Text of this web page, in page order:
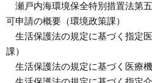
瀬戸内海環境保全特別措置法第
可申請の概要（環境政策課）
生活保護法の規定に基づく指定
課）
生活保護法の規定に基づく医療機